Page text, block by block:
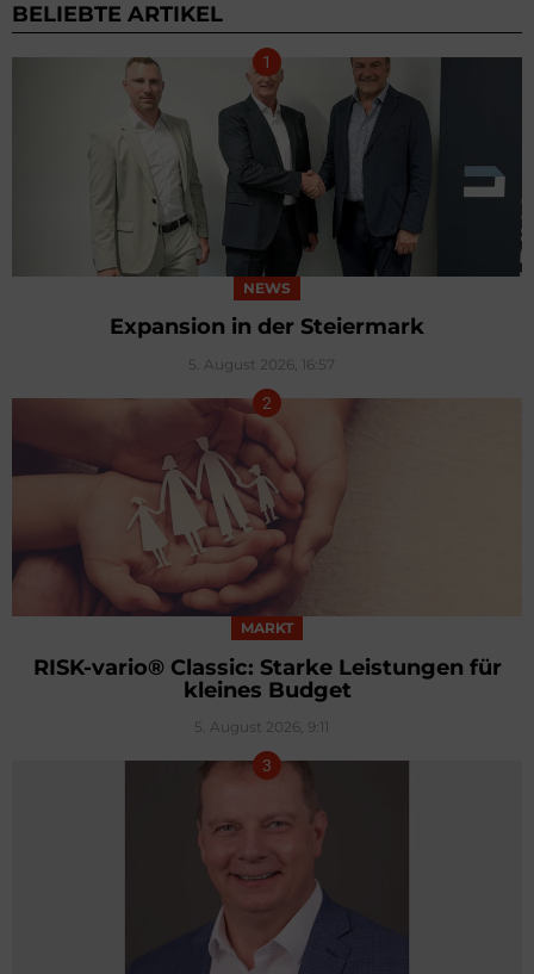
BELIEBTE ARTIKEL
NEWS
Expansion in der Steiermark
5. August 2026, 16:57
MARKT
RISK-vario® Classic: Starke Leistungen für
kleines Budget
5. August 2026, 9:11